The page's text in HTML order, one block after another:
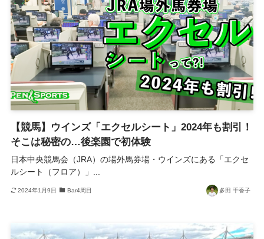
【競馬】ウインズ「エクセルシート」2024年も割引！
そこは秘密の…後楽園で初体験
日本中央競馬会（JRA）の場外馬券場・ウインズにある「エクセ
ルシート（フロア）」...
2024年1月9日 Bar4周目 多田 千香子